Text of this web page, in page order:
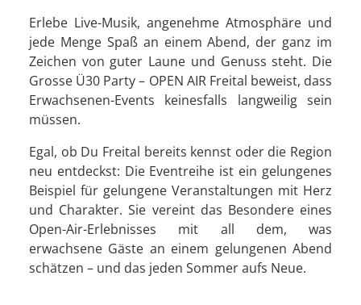
Erlebe Live-Musik, angenehme Atmosphäre und
jede Menge Spaß an einem Abend, der ganz im
Zeichen von guter Laune und Genuss steht. Die
Grosse Ü30 Party – OPEN AIR Freital beweist, dass
Erwachsenen-Events keinesfalls langweilig sein
müssen.
Egal, ob Du Freital bereits kennst oder die Region
neu entdeckst: Die Eventreihe ist ein gelungenes
Beispiel für gelungene Veranstaltungen mit Herz
und Charakter. Sie vereint das Besondere eines
Open-Air-Erlebnisses mit all dem, was
erwachsene Gäste an einem gelungenen Abend
schätzen – und das jeden Sommer aufs Neue.